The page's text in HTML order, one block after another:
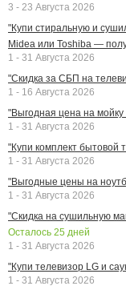
3 - 23 Августа 2026
"Купи стиральную и
Midea или Toshiba —
1 - 31 Августа 2026
"Скидка за СБП на
1 - 16 Августа 2026
"Выгодная цена на
1 - 31 Августа 2026
"Купи комплект бытовой
1 - 31 Августа 2026
"Выгодные цены на
1 - 31 Августа 2026
"Скидка на сушильную
Осталось 25 дней
1 - 31 Августа 2026
"Купи телевизор LG и
1 - 31 Августа 2026